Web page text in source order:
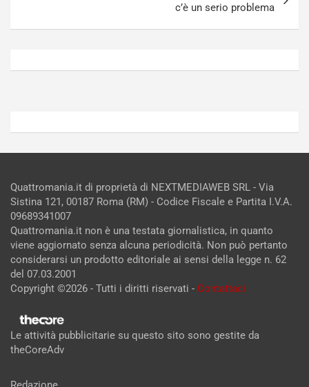
c’è un serio problema
Agosto
Admin
Agosto
Admin
Quattromania.it di proprietà di NEXTMEDIAWEB SRL - Via
Sistina 121, 00187 Roma (RM) - Codice Fiscale e Partita I.V.A.
09689341007
Quattromania.it non è una testata giornalistica, in quanto
viene aggiornato senza alcuna periodicità. Non può pertanto
considerarsi un prodotto editoriale ai sensi della legge n. 62
del 07.03.2001
Copyright ©2026 - Tutti i diritti riservati - Contattaci
Le attività pubblicitarie su questo sito sono gestite da
theCoreAdv